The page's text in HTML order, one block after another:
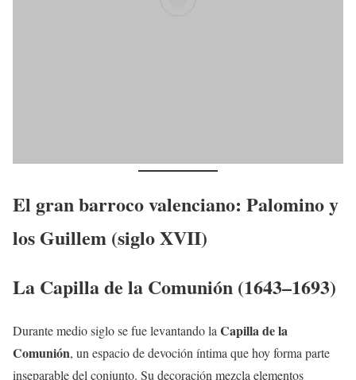
El gran barroco valenciano: Palomino y
los Guillem (siglo XVII)
La Capilla de la Comunión (1643–1693)
Durante medio siglo se fue levantando la Capilla de la
Comunión, un espacio de devoción íntima que hoy forma parte
inseparable del conjunto. Su decoración mezcla elementos